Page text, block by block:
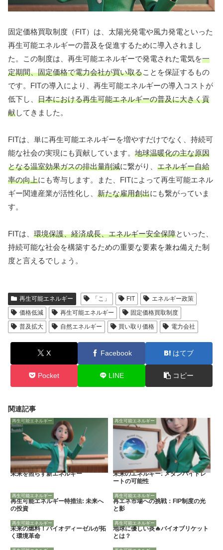
固定価格買取制度（FIT）は、太陽光発電や風力発電といった
再生可能エネルギーの普及を促進するために導入されまし
た。この制度は、再生可能エネルギーで発電された電気を一
定期間、固定価格で電力会社が買い取ることを保証するもの
です。FITの導入により、再生可能エネルギーの導入コストが
低下し、 日本における再生可能エネルギーの普及に大きく貢
献してきました。
FITは、単に再生可能エネルギーを増やすだけでなく、持続可
能な社会の実現にも貢献しています。 地球温暖化の主な原因
となる温室効果ガスの排出量削減に繋がり、 エネルギー自給
率の向上にも寄与します。また、FITによって再生可能エネル
ギー関連産業が活性化し、 新たな雇用創出にも繋がっていま
す。
FITは、 環境保護、経済成長、エネルギー安全保障といった、
持続可能な社会を構築するための重要な要素を兼ね備えた制
度と言えるでしょう。
再生可能エネルギー 「こ」 FIT
エネルギー政策
価格低減
再生可能エネルギー
固定価格買取制度
普及拡大
自然エネルギー 買い取り価格 電力会社
X Facebook はてブ
Pocket LINE コピー
関連記事
再生可能エネルギー
未来を照らす新エネルギー
再生可能エネルギー
未来のエネルギー: メタンハイドレ
ートの可能性
再生可能エネルギー
再生可能エネルギー特措法: 未来へ
の投資
再生可能エネルギー
再エネ市場への挑戦：FIP制度の光
と影
再生可能エネルギー
未来の燃料！バイオディーゼルが拓
く環境革命
再生可能エネルギー
地球に優しい炎🔥バイオブリケット
とは？